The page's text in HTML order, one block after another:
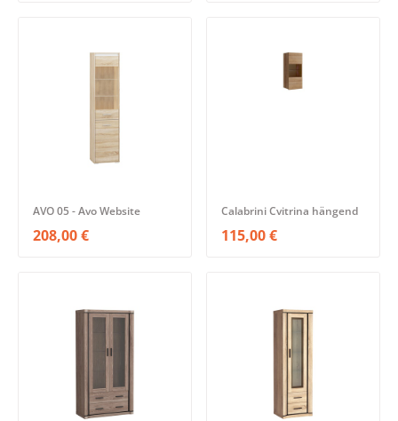
AVO 05 - Avo Website
208,00 €
Calabrini Cvitrina hängend
115,00 €